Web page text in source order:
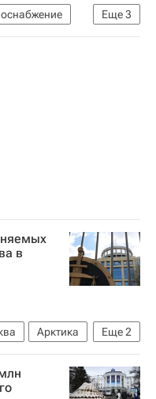
Еще3
Россия
в
Еще2
Арктика